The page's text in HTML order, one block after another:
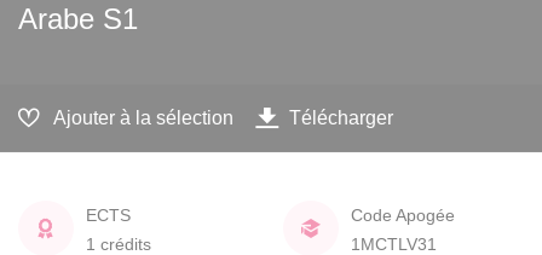
Arabe S1
Ajouter à la sélection Télécharger
ECTS
1 crédits
Code Apogée
1MCTLV31